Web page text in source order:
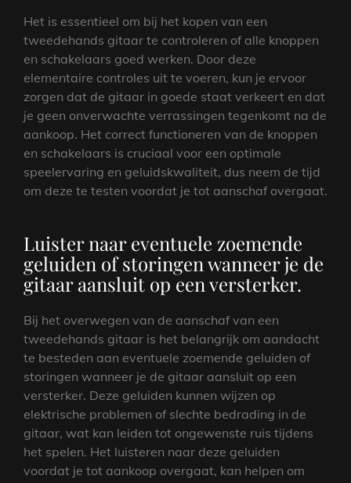
Het is essentieel om bij het kopen van een
tweedehands gitaar te controleren of alle knoppen
en schakelaars goed werken. Door deze
elementaire controles uit te voeren, kun je ervoor
zorgen dat de gitaar in goede staat verkeert en dat
je geen onverwachte verrassingen tegenkomt na de
aankoop. Het correct functioneren van de knoppen
en schakelaars is cruciaal voor een optimale
speelervaring en geluidskwaliteit, dus neem de tijd
om deze te testen voordat je tot aanschaf overgaat.
Luister naar eventuele zoemende
geluiden of storingen wanneer je de
gitaar aansluit op een versterker.
Bij het overwegen van de aanschaf van een
tweedehands gitaar is het belangrijk om aandacht
te besteden aan eventuele zoemende geluiden of
storingen wanneer je de gitaar aansluit op een
versterker. Deze geluiden kunnen wijzen op
elektrische problemen of slechte bedrading in de
gitaar, wat kan leiden tot ongewenste ruis tijdens
het spelen. Het luisteren naar deze geluiden
voordat je tot aankoop overgaat, kan helpen om